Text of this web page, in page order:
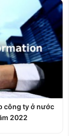
công ty ở nước
2022